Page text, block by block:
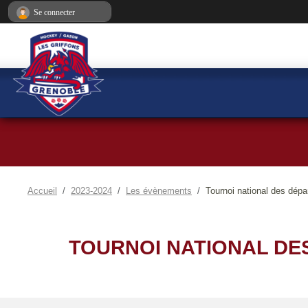
Accueil 2023-2024 Les évènements Tournoi national des
TOURNOI NATIONAL
Se connecter
Panneau de gestion des cookies